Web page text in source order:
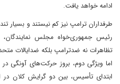
ادامه خواهد یافت.
طرفداران ترامپ نیز کم نیستند و بسیار
رئیس جمهوری‌خواه مجلس
تظاهرات نه ضدترامپ بلکه ضدایالات
اما ویژگی دوم، بروز حرکت‌های آونگی
ابتدای تأسیس، بین دو گرایش کلان در